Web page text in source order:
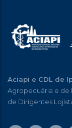
Aciapi e CDL de
Agropecuária e de
de Dirigentes